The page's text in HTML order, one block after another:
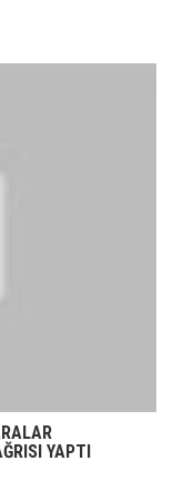
YAPTI